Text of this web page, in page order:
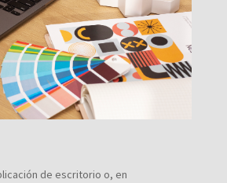
de escritorio o, en